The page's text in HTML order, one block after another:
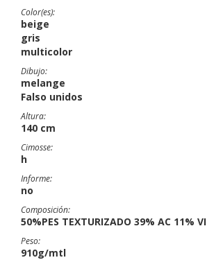
Color(es):
beige
gris
multicolor
Dibujo:
melange
Falso unidos
Altura:
140 cm
Cimosse:
h
Informe:
no
Composición:
50%PES TEXTURIZADO 39% AC 11% VI
Peso:
910g/mtl